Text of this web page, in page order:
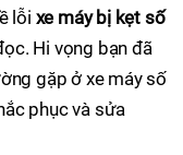
lỗi xe máy bị kẹt số
Hi vọng bạn đã
gặp ở xe máy số
phục và sửa